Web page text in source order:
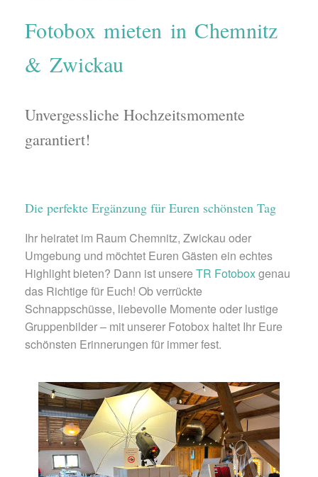
Fotobox mieten in Chemnitz
& Zwickau
Unvergessliche Hochzeitsmomente
garantiert!
Die perfekte Ergänzung für Euren schönsten Tag
Ihr heiratet im Raum Chemnitz, Zwickau oder
Umgebung und möchtet Euren Gästen ein echtes
Highlight bieten? Dann ist unsere TR Fotoboxgenau
das Richtige für Euch! Ob verrückte
Schnappschüsse, liebevolle Momente oder lustige
Gruppenbilder – mit unserer Fotobox haltet Ihr Eure
schönsten Erinnerungen für immer fest.